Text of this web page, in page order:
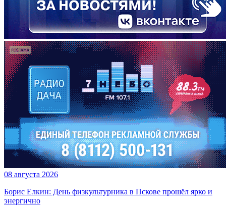
08 августа 2026
Борис Елкин: День физкультурника в Пскове прошёл ярко и
энергично